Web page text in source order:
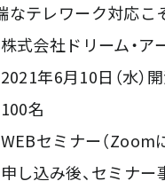
なテレワーク対応こ
会社ドリーム・ア
年6月10日（水）開
名
セミナー（Zoom
申し込み後、セミナ